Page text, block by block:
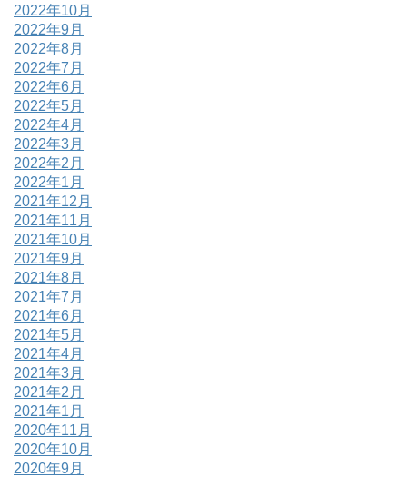
2022年10月
2022年9月
2022年8月
2022年7月
2022年6月
2022年5月
2022年4月
2022年3月
2022年2月
2022年1月
2021年12月
2021年11月
2021年10月
2021年9月
2021年8月
2021年7月
2021年6月
2021年5月
2021年4月
2021年3月
2021年2月
2021年1月
2020年11月
2020年10月
2020年9月